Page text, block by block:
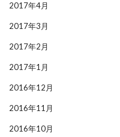
2017年4月
2017年3月
2017年2月
2017年1月
2016年12月
2016年11月
2016年10月